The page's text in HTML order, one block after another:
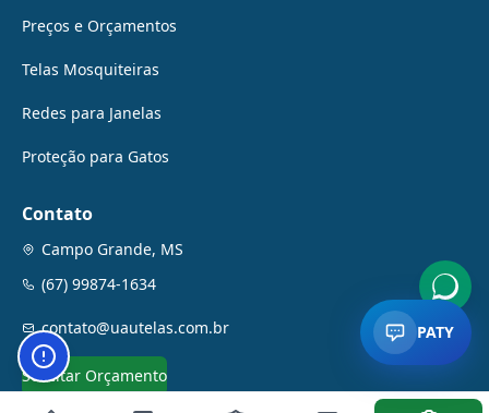
Preços e Orçamentos
Telas Mosquiteiras
Redes para Janelas
Proteção para Gatos
Contato
Campo Grande, MS
(67) 99874-1634
contato@uautelas.com.br
Solicitar Orçamento
PATY
Botão de configurações de acessibilidade. Abre